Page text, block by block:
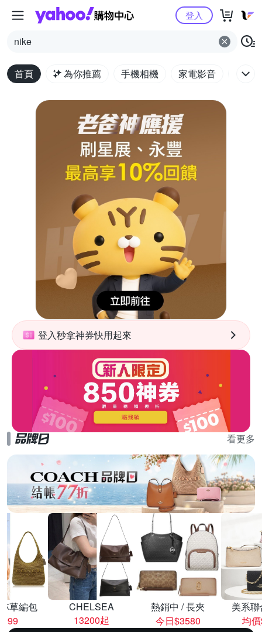
Yahoo購物中心
nike
登入
首頁 為你推薦 手機相機 家電影音 電腦
登入秒拿神券快用起來
看更多
草編包
CHELSEA
13200起
熱銷中 / 長夾
今日$3580
美系
均